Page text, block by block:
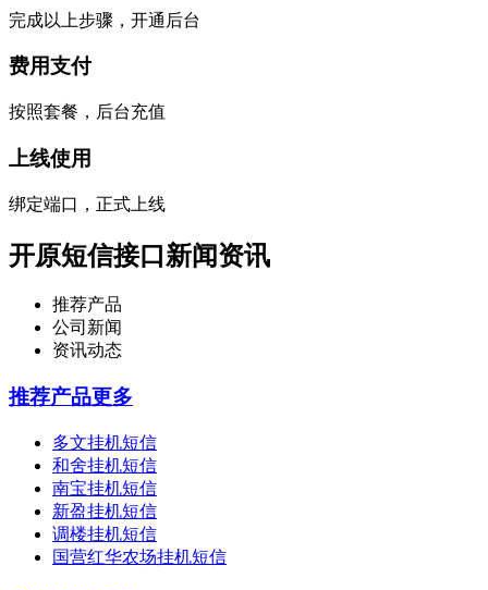
完成以上步骤，开通后台
费用支付
按照套餐，后台充值
上线使用
绑定端口，正式上线
开原短信接口新闻资讯
推荐产品
公司新闻
资讯动态
推荐产品更多
多文挂机短信
和舍挂机短信
南宝挂机短信
新盈挂机短信
调楼挂机短信
国营红华农场挂机短信